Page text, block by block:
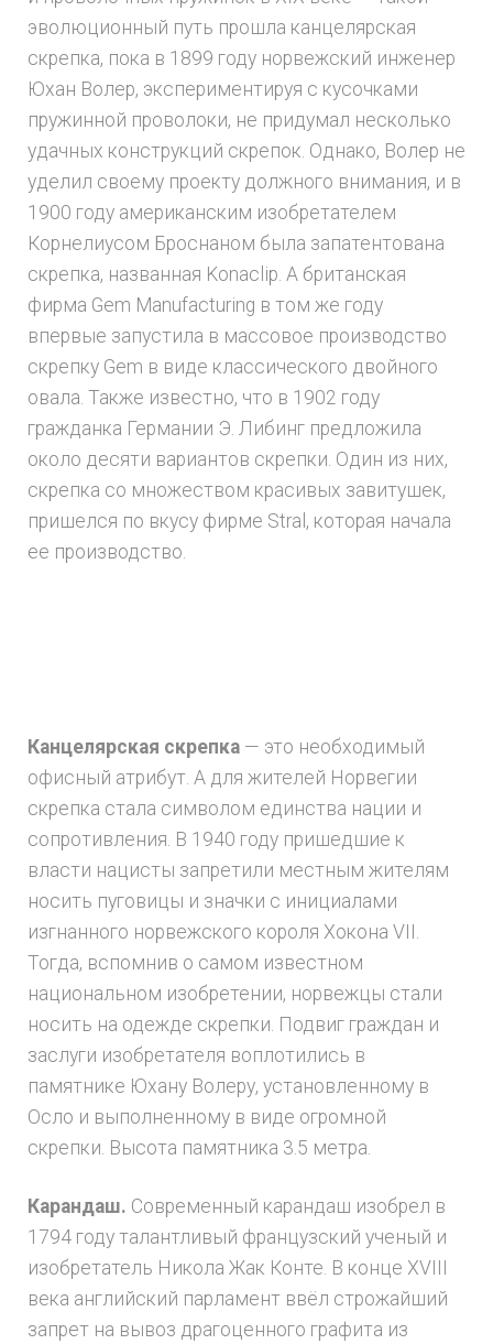
эволюционный путь прошла канцелярская
скрепка, пока в 1899 году норвежский инженер
Юхан Волер, экспериментируя с кусочками
пружинной проволоки, не придумал несколько
удачных конструкций скрепок. Однако, Волер не
уделил своему проекту должного внимания, и в
1900 году американским изобретателем
Корнелиусом Броснаном была запатентована
скрепка, названная Konaclip. А британская
фирма Gem Manufacturing в том же году
впервые запустила в массовое производство
скрепку Gem в виде классического двойного
овала. Также известно, что в 1902 году
гражданка Германии Э. Либинг предложила
около десяти вариантов скрепки. Один из них,
скрепка со множеством красивых завитушек,
пришелся по вкусу фирме Stral, которая начала
ее производство.
Канцелярская скрепка— это необходимый
офисный атрибут. А для жителей Норвегии
скрепка стала символом единства нации и
сопротивления. В 1940 году пришедшие к
власти нацисты запретили местным жителям
носить пуговицы и значки с инициалами
изгнанного норвежского короля Хокона VII.
Тогда, вспомнив о самом известном
национальном изобретении, норвежцы стали
носить на одежде скрепки. Подвиг граждан и
заслуги изобретателя воплотились в
памятнике Юхану Волеру, установленному в
Осло и выполненному в виде огромной
скрепки. Высота памятника 3.5 метра.
Карандаш. Современный карандаш изобрел в
1794 году талантливый французский ученый и
изобретатель Никола Жак Конте. В конце XVIII
века английский парламент ввёл строжайший
запрет на вывоз драгоценного графита из